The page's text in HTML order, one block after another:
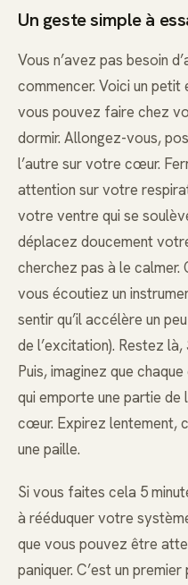
Un geste simple à
Vous n’avez pas besoin
commencer. Voici un petit
vous pouvez faire chez
dormir. Allongez-vous,
l’autre sur votre cœur.
attention sur votre
votre ventre qui se
déplacez doucement
cherchez pas à le calmer.
vous écoutiez un
sentir qu’il accélère un
de l’excitation). Restez
Puis, imaginez que
qui emporte une partie
cœur. Expirez lentement,
une paille.
Si vous faites cela 5
à rééduquer votre
que vous pouvez être
paniquer. C’est un